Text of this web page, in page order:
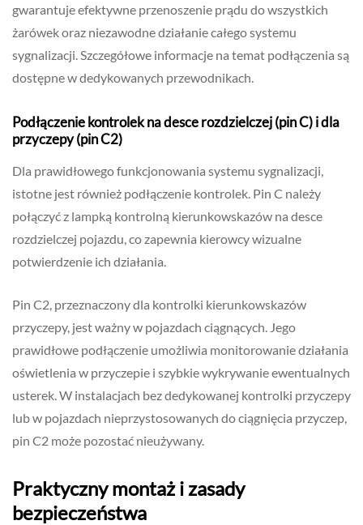
gwarantuje efektywne przenoszenie prądu do wszystkich
żarówek oraz niezawodne działanie całego systemu
sygnalizacji. Szczegółowe informacje na temat podłączenia są
dostępne w dedykowanych przewodnikach.
Podłączenie kontrolek na desce rozdzielczej (pin C) i dla
przyczepy (pin C2)
Dla prawidłowego funkcjonowania systemu sygnalizacji,
istotne jest również podłączenie kontrolek. Pin C należy
połączyć z lampką kontrolną kierunkowskazów na desce
rozdzielczej pojazdu, co zapewnia kierowcy wizualne
potwierdzenie ich działania.
Pin C2, przeznaczony dla kontrolki kierunkowskazów
przyczepy, jest ważny w pojazdach ciągnących. Jego
prawidłowe podłączenie umożliwia monitorowanie działania
oświetlenia w przyczepie i szybkie wykrywanie ewentualnych
usterek. W instalacjach bez dedykowanej kontrolki przyczepy
lub w pojazdach nieprzystosowanych do ciągnięcia przyczep,
pin C2 może pozostać nieużywany.
Praktyczny montaż i zasady
bezpieczeństwa